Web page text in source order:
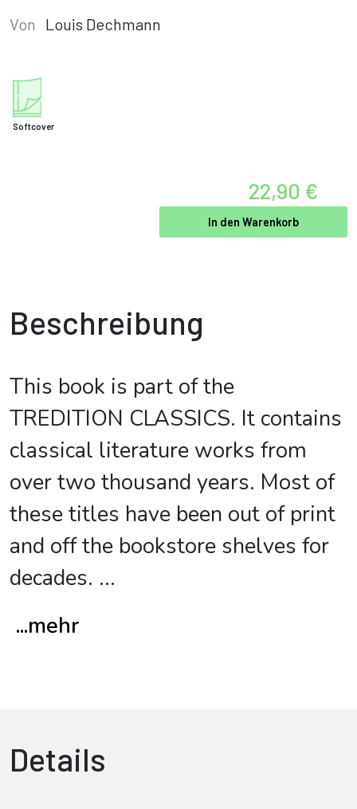
Von Louis Dechmann
Softcover
22,90 €
In den Warenkorb
Beschreibung
This book is part of the
TREDITION CLASSICS. It contains
classical literature works from
over two thousand years. Most of
these titles have been out of print
and off the bookstore shelves for
decades. ...
...mehr
Details